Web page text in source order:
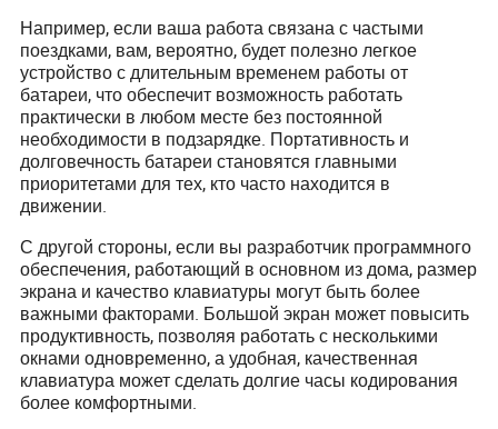
Например, если ваша работа связана с частыми
поездками, вам, вероятно, будет полезно легкое
устройство с длительным временем работы от
батареи, что обеспечит возможность работать
практически в любом месте без постоянной
необходимости в подзарядке. Портативность и
долговечность батареи становятся главными
приоритетами для тех, кто часто находится в
движении.
С другой стороны, если вы разработчик программного
обеспечения, работающий в основном из дома, размер
экрана и качество клавиатуры могут быть более
важными факторами. Большой экран может повысить
продуктивность, позволяя работать с несколькими
окнами одновременно, а удобная, качественная
клавиатура может сделать долгие часы кодирования
более комфортными.